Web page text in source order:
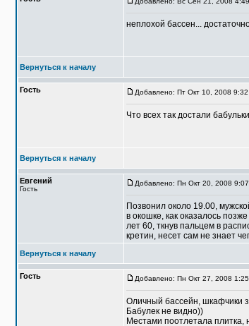
неплохой бассен...
Вернуться к началу
Гость Добавлено: Пт Окт 10, 2008 9:32
Что всех так достали
Вернуться к началу
Евгений
Гость
Добавлено: Пн Окт 20, 2008
Позвонил около 19.00,
в окошке, как оказалось
лет 60, ткнув пальцем в
кретин, несет сам не знает
Вернуться к началу
Гость Добавлено: Пн Окт 27, 2008
Оличный бассейн, шкафчики
Бабулек не видно))
Местами поотлетала плитка,